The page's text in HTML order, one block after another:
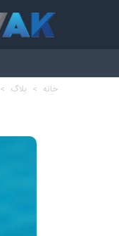
خانه > بلاگ >